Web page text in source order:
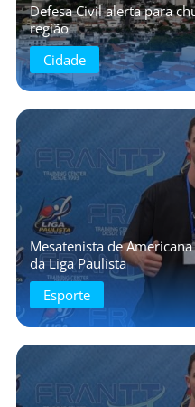
Defesa Civil alerta para
região
Cidade
Mesatenista de
da Liga Paulista
Esporte